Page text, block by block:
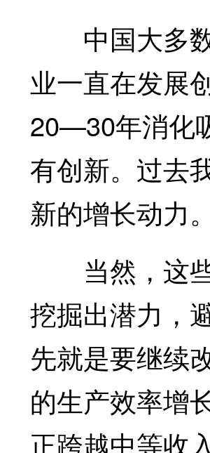
中国大多数
业一直在发展
20—30年消化
有创新。过去
新的增长动力。
当然，这些
挖掘出潜力，
先就是要继续
的生产效率增
正跨越中等收